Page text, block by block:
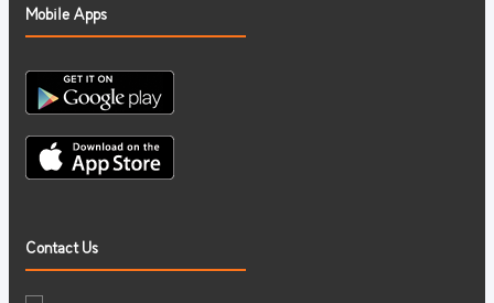
Mobile Apps
Contact Us